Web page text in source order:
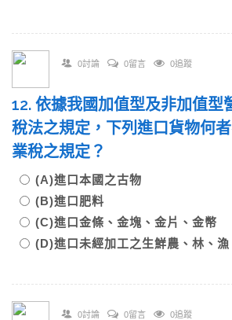
0討論 0留言 0追蹤
12. 依據我國加值型及非加值型
稅法之規定，下列進口貨物何
業稅之規定？
(A)進口本國之古物
(B)進口肥料
(C)進口金條、金塊、金片、金幣
(D)進口未經加工之生鮮農、林、漁
0討論 0留言 0追蹤